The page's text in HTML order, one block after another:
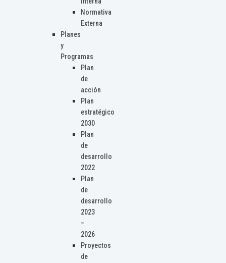
Normativa
Externa
Planes
y
Programas
Plan
de
acción
Plan
estratégico
2030
Plan
de
desarrollo
2022
Plan
de
desarrollo
2023
–
2026
Proyectos
de